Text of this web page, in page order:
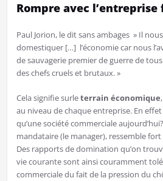
Rompre avec l’entreprise
Paul Jorion, le dit sans ambages » Il
domestiquer […] l’économie car nous
de sauvagerie premier de guerre de
des chefs cruels et brutaux. »
Cela signifie surleterrain économique
au niveau de chaque entreprise. En
qu’une société commerciale
mandataire (le manager), ressemble fort
Des rapports de domination qu’on
vie courante sont ainsi couramment
commerciale du fait de la pression du